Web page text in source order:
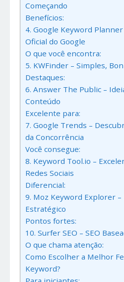
Começando
Benefícios:
4. Google Keyword
Oficial do Google
O que você encontra:
5. KWFinder – Simples,
Destaques:
6. Answer The Public –
Conteúdo
Excelente para:
7. Google Trends –
da Concorrência
Você consegue:
8. Keyword Tool.io –
Redes Sociais
Diferencial:
9. Moz Keyword Explorer –
Estratégico
Pontos fortes:
10. Surfer SEO – SEO
O que chama atenção:
Como Escolher a Melhor
Keyword?